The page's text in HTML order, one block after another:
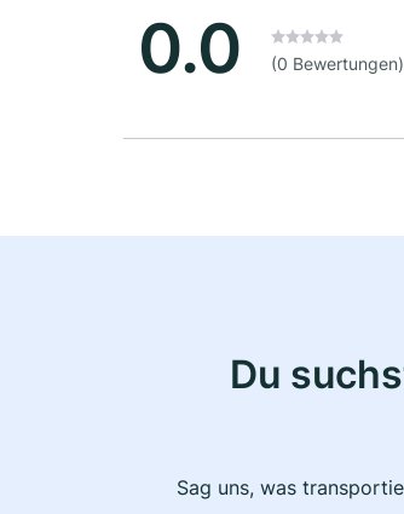
0.0 (0 Bewertungen)
Du
Sag uns, was